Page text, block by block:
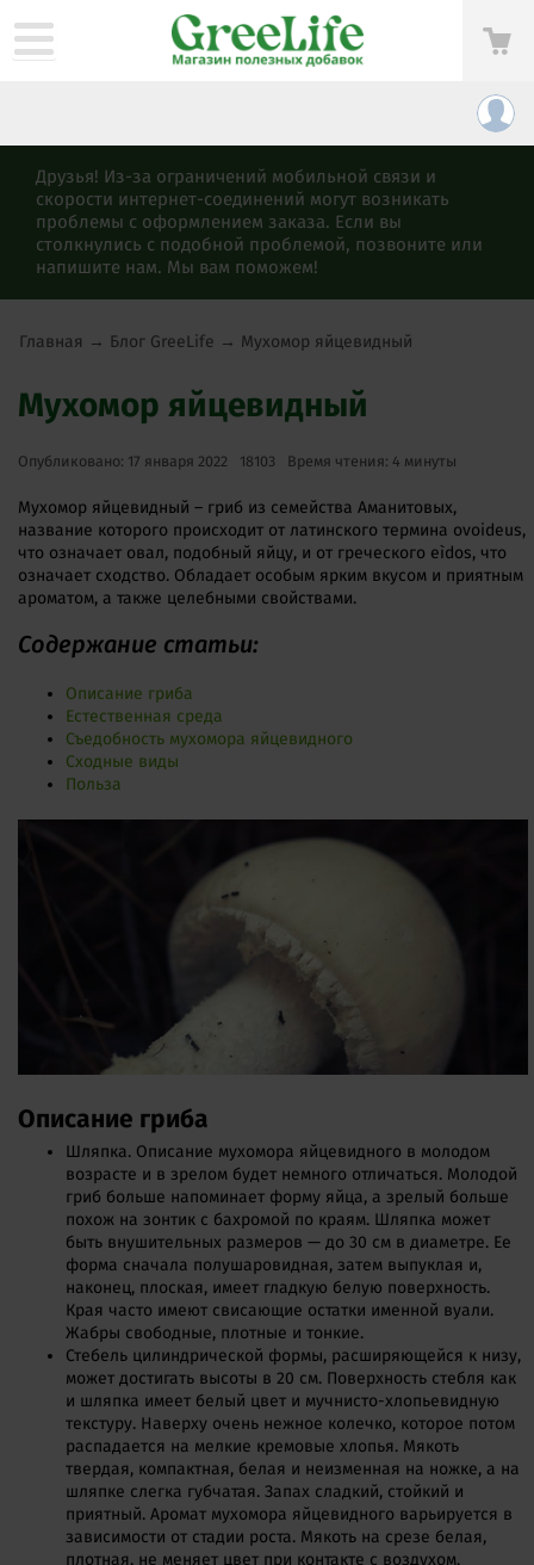
Друзья! Из-за ограничений мобильной связи и
скорости интернет-соединений могут возникать
проблемы с оформлением заказа. Если вы
столкнулись с подобной проблемой, позвоните или
напишите нам. Мы вам поможем!
Главная → Блог GreeLife → Мухомор яйцевидный
Мухомор яйцевидный
Опубликовано: 17 января 2022 18103 Время чтения: 4 минуты
Мухомор яйцевидный – гриб из семейства Аманитовых,
название которого происходит от латинского термина ovoideus,
что означает овал, подобный яйцу, и от греческого eìdos, что
означает сходство. Обладает особым ярким вкусом и приятным
ароматом, а также целебными свойствами.
Содержание статьи:
Описание гриба
Естественная среда
Съедобность мухомора яйцевидного
Сходные виды
Польза
Описание гриба
Шляпка. Описание мухомора яйцевидного в молодом
возрасте и в зрелом будет немного отличаться. Молодой
гриб больше напоминает форму яйца, а зрелый больше
похож на зонтик с бахромой по краям. Шляпка может
быть внушительных размеров — до 30 см в диаметре. Ее
форма сначала полушаровидная, затем выпуклая и,
наконец, плоская, имеет гладкую белую поверхность.
Края часто имеют свисающие остатки именной вуали.
Жабры свободные, плотные и тонкие.
Стебель цилиндрической формы, расширяющейся к низу,
может достигать высоты в 20 см. Поверхность стебля как
и шляпка имеет белый цвет и мучнисто-хлопьевидную
текстуру. Наверху очень нежное колечко, которое потом
распадается на мелкие кремовые хлопья. Мякоть
твердая, компактная, белая и неизменная на ножке, а на
шляпке слегка губчатая. Запах сладкий, стойкий и
приятный. Аромат мухомора яйцевидного варьируется в
зависимости от стадии роста. Мякоть на срезе белая,
плотная, не меняет цвет при контакте с воздухом,